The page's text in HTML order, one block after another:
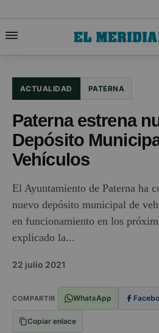
ACTUALIDAD PATERNA
Paterna estrena
Depósito
Vehículos
El Ayuntamiento de Paterna ha
nuevo depósito municipal de
en funcionamiento en los
explicado la...
22 julio 2021
COMPARTIR WhatsApp
Copiar enlace